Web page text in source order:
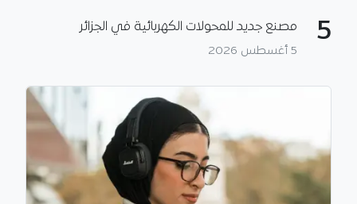
5 مصنع جديد للمحولات الكهربائية في الجزائر
5 أغسطس 2026